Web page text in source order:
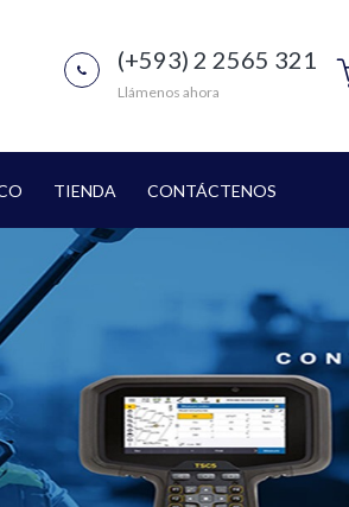
(+593) 2 2565 321
Llámenos ahora
TIENDA CONTÁCTENOS